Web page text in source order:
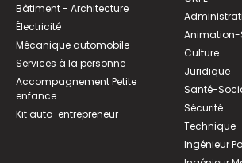
Bâtiment - Architecture
Électricité
Mécanique automobile
Services à la personne
Accompagnement Petite
enfance
Kit auto-entrepreneur
Animation-
Culture
Juridique
Santé-
Sécurité
Technique
Ingénieur